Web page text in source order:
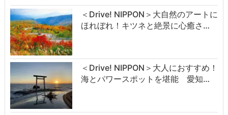
＜Drive! NIPPON＞大自然のアートに
ほれぼれ！キツネと絶景に心癒さ…
＜Drive! NIPPON＞大人におすすめ！
海とパワースポットを堪能 愛知…